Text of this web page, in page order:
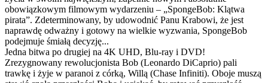
obowiązkowym filmowym wydarzeniu – „SpongeBob: Klątwa
pirata”. Zdeterminowany, by udowodnić Panu Krabowi, że jest
naprawdę odważny i gotowy na wielkie wyzwania, SpongeBob
podejmuje śmiałą decyzję...
Jedna bitwa po drugiej na 4K UHD, Blu-ray i DVD!
Zrezygnowany rewolucjonista Bob (Leonardo DiCaprio) pali
trawkę i żyje w paranoi z córką, Willą (Chase Infiniti). Oboje muszą